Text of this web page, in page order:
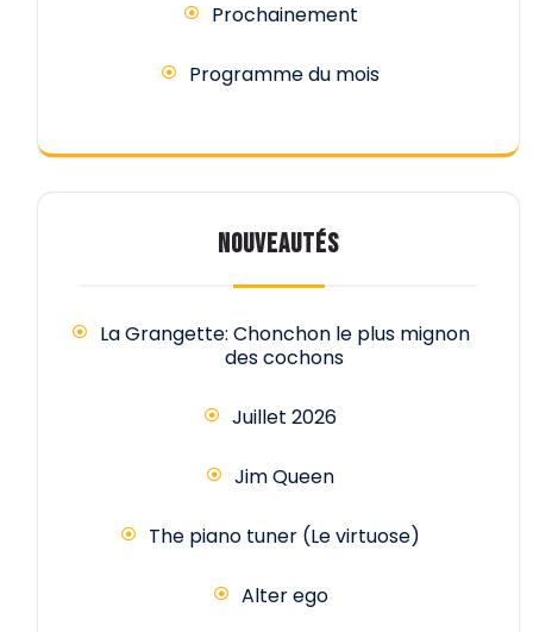
Prochainement
Programme du mois
NOUVEAUTÉS
La Grangette: Chonchon le plus mignon
des cochons
Juillet 2026
Jim Queen
The piano tuner (Le virtuose)
Alter ego